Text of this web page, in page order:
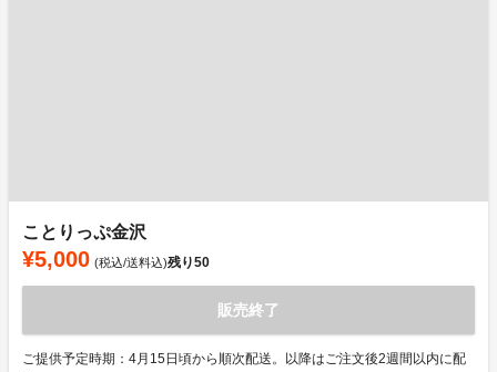
ことりっぷ金沢
¥5,000 (税込/送料込)残り50
販売終了
ご提供予定時期：4月15日頃から順次配送。以降はご注文後2週間以内に配